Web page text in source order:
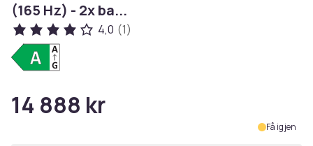
(165 Hz) - 2x ba...
4,0 (1)
14 888 kr
Få igjen